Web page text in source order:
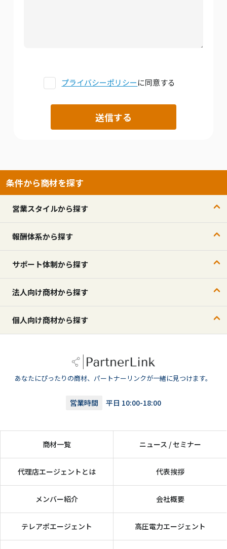
プライバシーポリシーに同意する
条件から商材を探す
営業スタイルから探す
報酬体系から探す
サポート体制から探す
法人向け商材から探す
個人向け商材から探す
あなたにぴったりの商材、パートナーリンクが一緒に見つけます。
営業時間 平日 10:00-18:00
商材一覧 ニュース / セミナー
代理店エージェントとは 代表挨拶
メンバー紹介 会社概要
テレアポエージェント 高圧電力エージェント